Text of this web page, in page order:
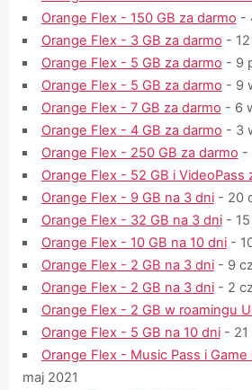
Orange Flex - 150 GB za darmo -
Orange Flex - 3 GB za darmo -
Orange Flex - 5 GB za darmo - 9
Orange Flex - 5 GB za darmo - 9
Orange Flex - 7 GB za darmo - 6
Orange Flex - 4 GB za darmo - 3
Orange Flex - 250 GB za darmo -
Orange Flex - 52 GB i VideoPass
Orange Flex - 9 GB na 3 dni- 20
Orange Flex - 32 GB na 3 dni- 15
Orange Flex - 10 GB na 10 dni-
Orange Flex - 2 GB na 3 dni- 9
Orange Flex - 2 GB na 3 dni- 2
Orange Flex - 2 GB w roamingu
Orange Flex - 5 GB na 10 dni- 21
Orange Flex - Music Pass i Game
maj 2021